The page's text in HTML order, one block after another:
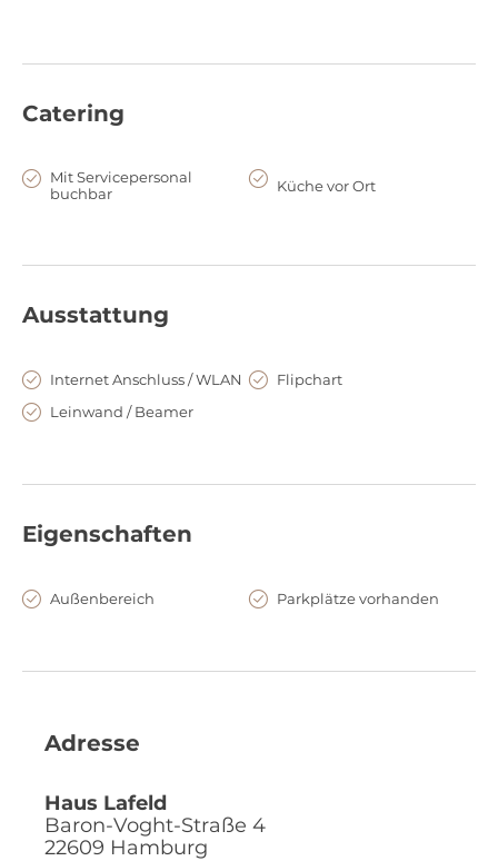
Catering
Mit Servicepersonal
buchbar
Küche vor Ort
Ausstattung
Internet Anschluss / WLAN
Flipchart
Leinwand / Beamer
Eigenschaften
Außenbereich Parkplätze vorhanden
Adresse
Haus Lafeld
Baron-Voght-Straße 4
22609 Hamburg